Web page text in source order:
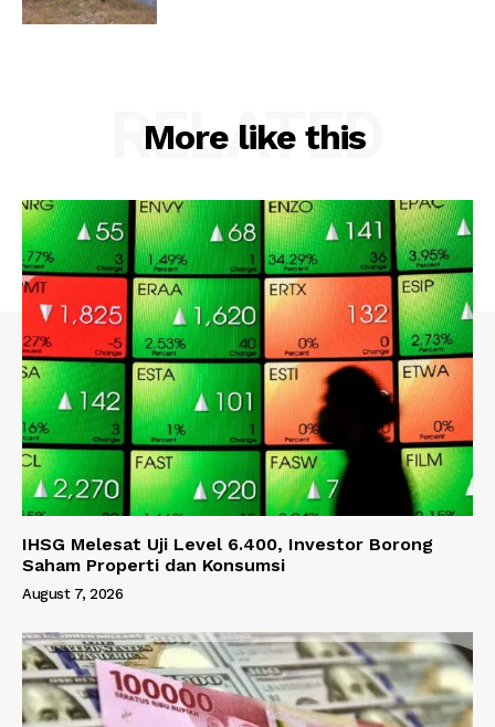
More like this
RELATED
IHSG Melesat Uji Level 6.400, Investor Borong
Saham Properti dan Konsumsi
August 7, 2026